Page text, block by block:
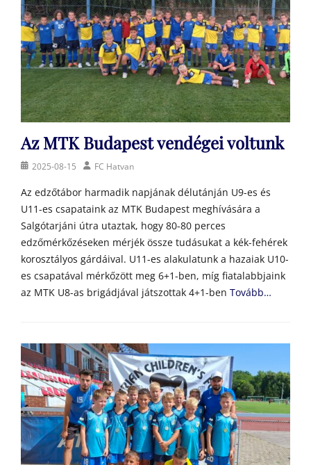
Az MTK Budapest vendégei voltunk
Posted2025-08-15 AuthorFC Hatvan
Az edzőtábor harmadik napjának délutánján U9-es és
U11-es csapataink az MTK Budapest meghívására a
Salgótarjáni útra utaztak, hogy 80-80 perces
edzőmérkőzéseken mérjék össze tudásukat a kék-fehérek
korosztályos gárdáival. U11-es alakulatunk a hazaiak U10-
es csapatával mérkőzött meg 6+1-ben, míg fiatalabbjaink
az MTK U8-as brigádjával játszottak 4+1-ben Tovább…